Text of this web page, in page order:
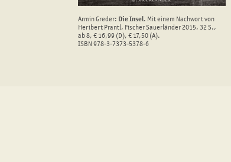
Armin Greder: Die Insel. Mit einem Nachwort von
Heribert Prantl, Fischer Sauerländer 2015, 32 S.,
ab 8, € 16,99 (D), € 17,50 (A).
ISBN 978-3-7373-5378-6